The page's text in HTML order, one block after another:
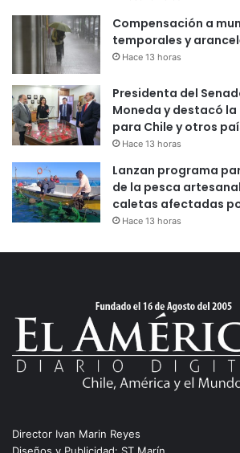
Compensación a
temporales y
Hace 13 horas
Presidenta del
Moneda y destacó
para Chile y otros
Hace 13 horas
Lanzan programa
de la pesca
caletas afectadas
Hace 13 horas
Director Ivan Marin Reyes